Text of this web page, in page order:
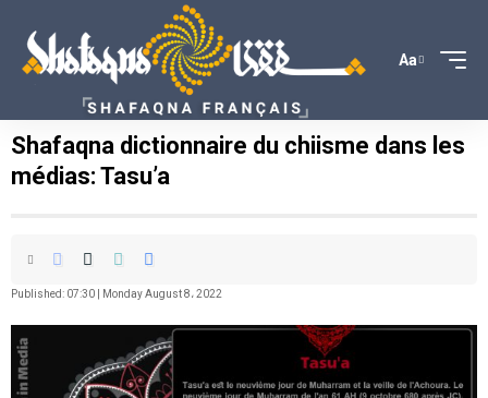
Aa
Shafaqna dictionnaire du chiisme dans les
médias: Tasu’a
Published: 07:30 | Monday August 8، 2022